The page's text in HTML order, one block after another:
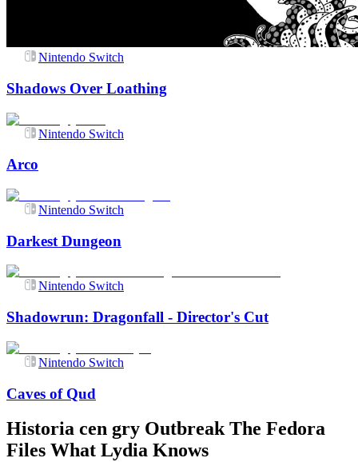
Nintendo Switch
Shadows Over Loathing
Nintendo Switch
Arco
Nintendo Switch
Darkest Dungeon
Nintendo Switch
Shadowrun: Dragonfall - Director's Cut
Nintendo Switch
Caves of Qud
Historia cen gry Outbreak The Fedora
Files What Lydia Knows